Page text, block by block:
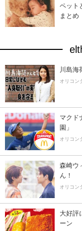
ペット
まとめ
川島海
オリコン
マクド
園」
オリコン
森崎ウ
ん！
オリコン
大好評
ーン